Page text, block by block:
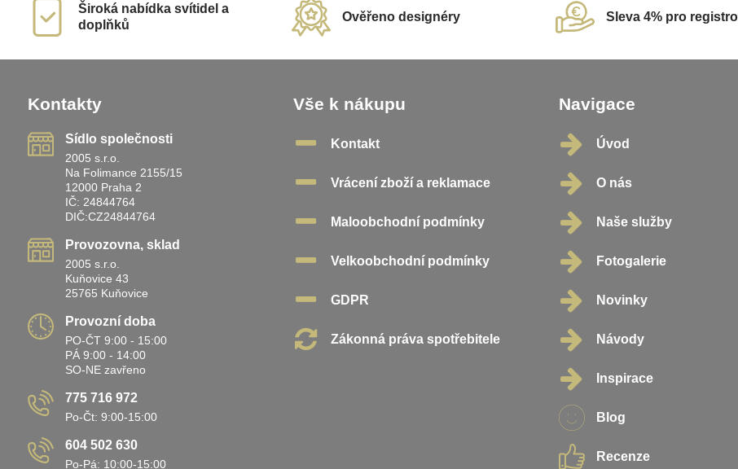
Široká nabídka svítidel a
doplňků
Ověřeno designéry Sleva 4% pro
Kontakty
Sídlo společnosti
2005 s.r.o.
Na Folimance 2155/15
12000 Praha 2
IČ: 24844764
DIČ:CZ24844764
Provozovna, sklad
2005 s.r.o.
Kuňovice 43
25765 Kuňovice
Provozní doba
PO-ČT 9:00 - 15:00
PÁ 9:00 - 14:00
SO-NE zavřeno
775 716 972
Po-Čt: 9:00-15:00
604 502 630
Po-Pá: 10:00-15:00
Vše k nákupu
Kontakt
Vrácení zboží a reklamace
Maloobchodní podmínky
Velkoobchodní podmínky
GDPR
Zákonná práva spotřebitele
Navigace
Úvod
O nás
Naše služby
Fotogalerie
Novinky
Návody
Inspirace
Blog
Recenze